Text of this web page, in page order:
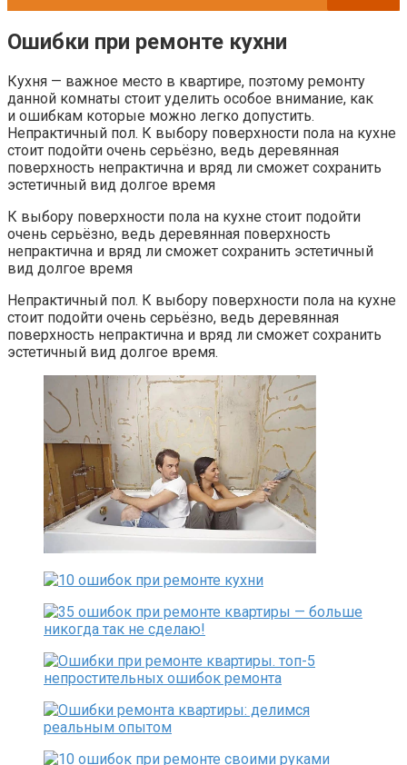
Ошибки при ремонте кухни
Кухня — важное место в квартире, поэтому ремонту
данной комнаты стоит уделить особое внимание, как
и ошибкам которые можно легко допустить.
Непрактичный пол. К выбору поверхности пола на кухне
стоит подойти очень серьёзно, ведь деревянная
поверхность непрактична и вряд ли сможет сохранить
эстетичный вид долгое время
К выбору поверхности пола на кухне стоит подойти
очень серьёзно, ведь деревянная поверхность
непрактична и вряд ли сможет сохранить эстетичный
вид долгое время
Непрактичный пол. К выбору поверхности пола на кухне
стоит подойти очень серьёзно, ведь деревянная
поверхность непрактична и вряд ли сможет сохранить
эстетичный вид долгое время.